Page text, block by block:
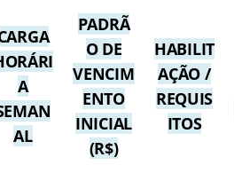
A
AL
PADRÃ
O DE
VENCIM
ENTO
INICIAL
(R$)
HABILIT
AÇÃO /
REQUIS
ITOS